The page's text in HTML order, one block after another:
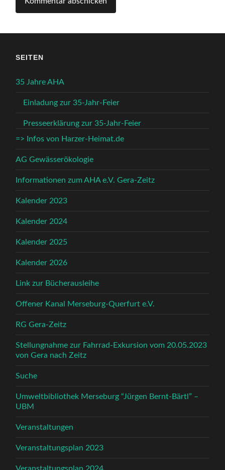
SEITEN
35 Jahre AHA
Einladung zur 35-Jahr-Feier
Presseerklärung zur 35-Jahr-Feier
=> Infos von Harzer-Heimat.de
AG Gewässerökologie
Informationen zum AHA e.V. Gera-Zeitz
Kalender 2023
Kalender 2024
Kalender 2025
Kalender 2026
Link zur Bücherausleihe
Offener Kanal Merseburg-Querfurt e.V.
RG Gera-Zeitz
Stellungnahme zur Fahrrad-Exkursion vom 20.05.2023
von Gera nach Zeitz
Suche
Umweltbibliothek Merseburg “Jürgen Bernt-Bärtl” –
UBM
Veranstaltungen
Veranstaltungsplan 2023